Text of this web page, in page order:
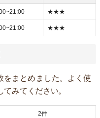
★★★
★★★
をまとめました。よく使
みてください。
2件